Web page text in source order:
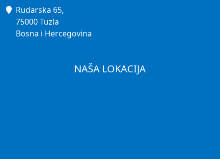
Rudarska 65,
75000 Tuzla
Bosna i Hercegovina
NAŠA LOKACIJA